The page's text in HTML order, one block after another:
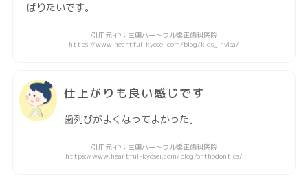
ばりたいです。
引用元HP：三鷹ハートフル矯正歯科医院
https://www.heartful-kyosei.com/blog/kids_invisa/
仕上がりも良い感じです
歯列びがよくなってよかった。
引用元HP：三鷹ハートフル矯正歯科医院
https://www.heartful-kyosei.com/blog/orthodontics/